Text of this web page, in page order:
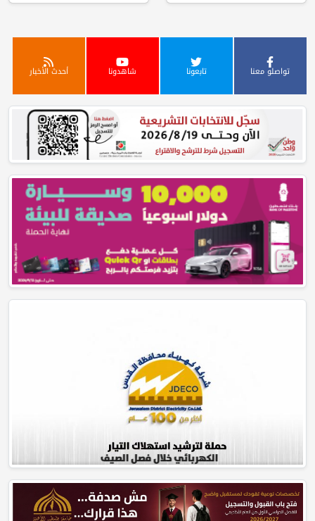
تواصلو معنا تابعونا شاهدونا أحدث الأخبار